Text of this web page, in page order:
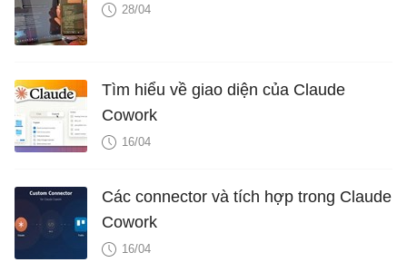
28/04
Tìm hiểu về giao diện của Claude
Cowork
16/04
Các connector và tích hợp trong Claude
Cowork
16/04